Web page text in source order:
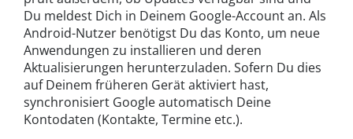
Du meldest Dich in Deinem Google-Account an. Als
Android-Nutzer benötigst Du das Konto, um neue
Anwendungen zu installieren und deren
Aktualisierungen herunterzuladen. Sofern Du dies
auf Deinem früheren Gerät aktiviert hast,
synchronisiert Google automatisch Deine
Kontodaten (Kontakte, Termine etc.).